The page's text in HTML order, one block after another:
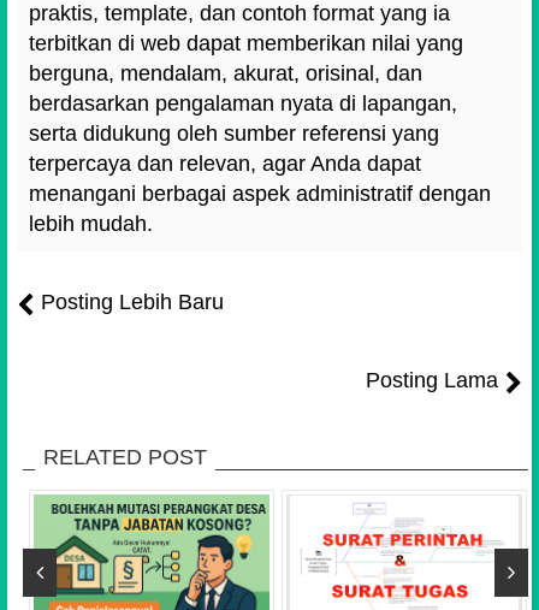
praktis, template, dan contoh format yang ia
terbitkan di web dapat memberikan nilai yang
berguna, mendalam, akurat, orisinal, dan
berdasarkan pengalaman nyata di lapangan,
serta didukung oleh sumber referensi yang
terpercaya dan relevan, agar Anda dapat
menangani berbagai aspek administratif dengan
lebih mudah.
Posting Lebih Baru
Posting Lama
RELATED POST